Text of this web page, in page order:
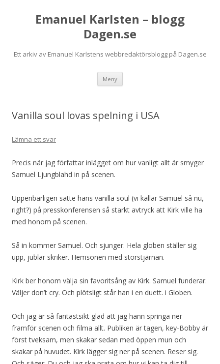
Emanuel Karlsten – blogg
Dagen.se
Ett arkiv av Emanuel Karlstens webbredaktörsblogg på Dagen.se
Meny
Vanilla soul lovas spelning i USA
Lämna ett svar
Precis när jag författar inlägget om hur vanligt allt är smyger
Samuel Ljungblahd in på scenen.
Uppenbarligen satte hans vanilla soul (vi kallar Samuel så nu,
right?) på presskonferensen så starkt avtryck att Kirk ville ha
med honom på scenen.
Så in kommer Samuel. Och sjunger. Hela globen ställer sig
upp, jublar skriker. Hemsonen med storstjärnan.
Kirk ber honom välja sin favoritsång av Kirk. Samuel funderar.
Väljer don’t cry. Och plötsligt står han i en duett. i Globen.
Och jag är så fantastsikt glad att jag hann springa ner
framför scenen och filma allt. Publiken är tagen, key-Bobby är
först tveksam, men skakar sedan med öppen mun och
skakar på huvudet. Kirk lägger sig ner på scenen. Reser sig.